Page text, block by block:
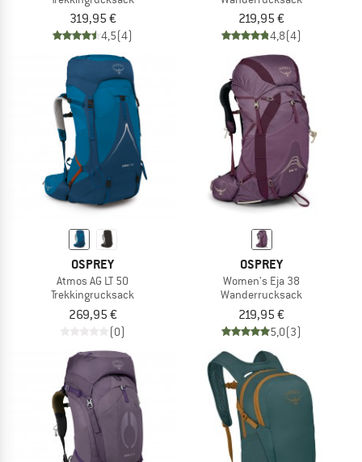
319,95 €
4,5(4)
219,95 €
4,8(4)
OSPREY
Atmos AG LT 50
Trekkingrucksack
269,95 €
(0)
OSPREY
Women's Eja 38
Wanderrucksack
219,95 €
5,0(3)